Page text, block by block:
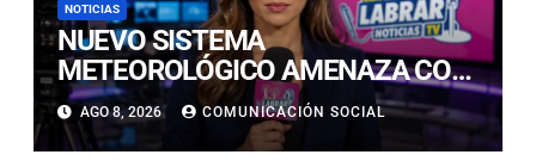
NOTICIAS
NUEVO SISTEMA
METEOROLÓGICO AMENAZA CON
LLUVIAS, NIEVE Y TORMENTAS
ELÉCTRICAS EN ATACAMA
AGO 8, 2026 COMUNICACIÓN SOCIAL